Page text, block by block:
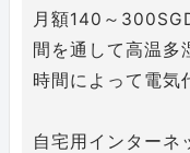
月額140～
間を通して高温多
時間によって電気
自宅用インター